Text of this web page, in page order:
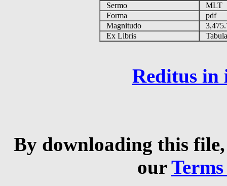
Sermo
MLT
Forma
pdf
Magnitudo
Ex Libris
Reditus in
By downloading this
our